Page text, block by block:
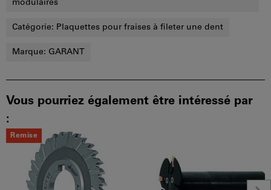
modulaires
Catégorie: Plaquettes pour fraises à fileter une dent
Marque: GARANT
Vous pourriez également être intéressé par
:
Remise